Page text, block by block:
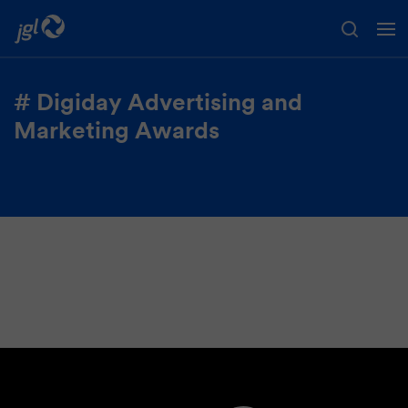
Preskoči na glavni sadržaj
# Digiday Advertising and
Marketing Awards